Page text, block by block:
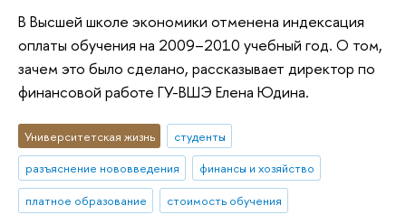
В Высшей школе экономики отменена индексация
оплаты обучения на 2009–2010 учебный год. О том,
зачем это было сделано, рассказывает директор по
финансовой работе ГУ-ВШЭ Елена Юдина.
Университетская жизнь
студенты
разъяснение нововведения
финансы и хозяйство
платное образование
стоимость обучения